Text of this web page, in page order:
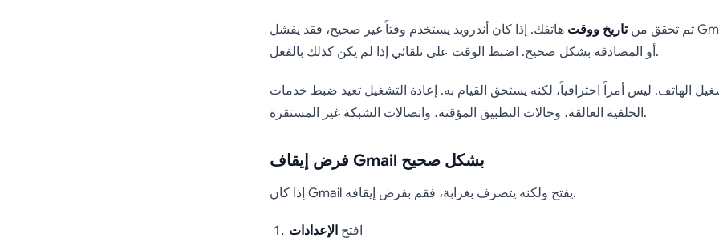
ثم تحقق منتاريخ ووقت هاتفك. إذا كان أندرويد يستخدم وقتاً غير صحيح، فقد يفشل Gmail في المزامنة
أو المصادقة بشكل صحيح. اضبط الوقت على تلقائي إذا لم يكن كذلك بالفعل.
الهاتف. ليس أمراً احترافياً، لكنه يستحق القيام به. إعادة التشغيل تعيد ضبط خدمات
الخلفية العالقة، وحالات التطبيق المؤقتة، واتصالات الشبكة غير المستقرة.
فرض إيقاف Gmail بشكل صحيح
إذا كان Gmail يفتح ولكنه يتصرف بغرابة، فقم بفرض إيقافه.
افتح الإعدادات